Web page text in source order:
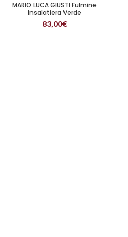
MARIO LUCA GIUSTI Fulmine
Insalatiera Verde
83,00€